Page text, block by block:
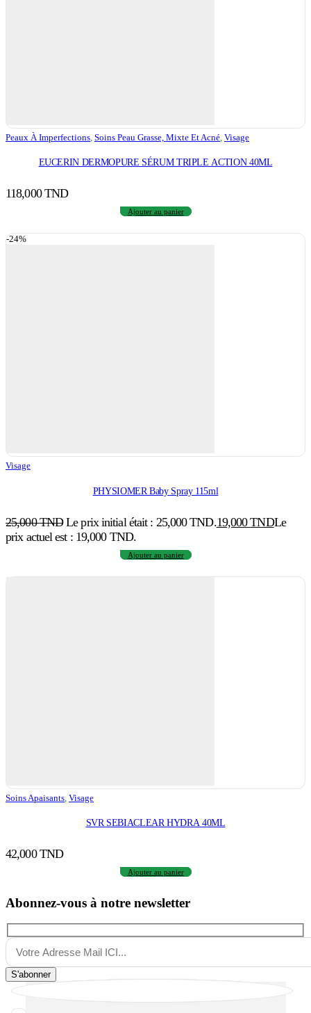
Peaux À Imperfections Soins Peau Grasse, Mixte Et Acné Visage
EUCERIN DERMOPURE SÉRUM TRIPLE ACTION 40ML
118,000TND
Ajouter au panier
-24%
Visage
PHYSIOMER Baby Spray 115ml
25,000TND Le prix initial était : 25,000 TND.19,000TNDLe
prix actuel est : 19,000 TND.
Ajouter au panier
Soins Apaisants Visage
SVR SEBIACLEAR HYDRA 40ML
42,000TND
Ajouter au panier
Abonnez-vous à notre newsletter
S'abonner